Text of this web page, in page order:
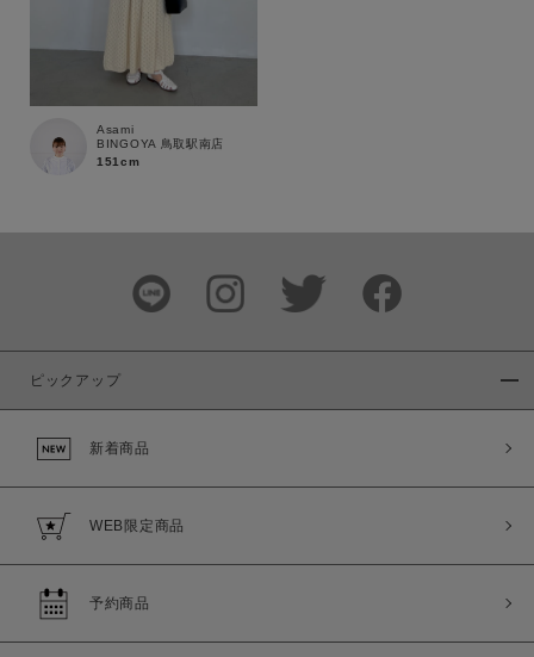
この条件で絞り込む
Asami
BINGOYA 鳥取駅南店
151cm
ピックアップ
新着商品
WEB限定商品
予約商品